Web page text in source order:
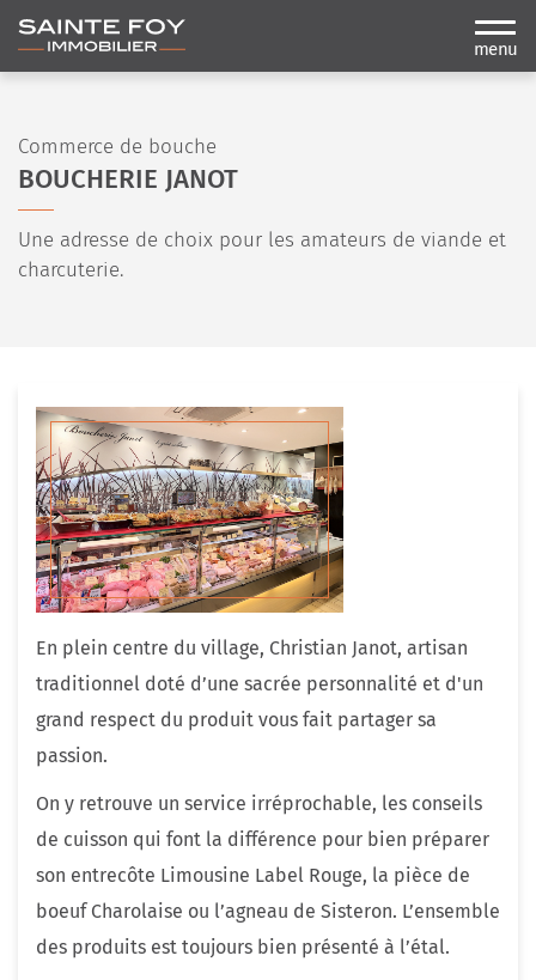
menu
Commerce de bouche
BOUCHERIE JANOT
Une adresse de choix pour les amateurs de viande et
charcuterie.
En plein centre du village, Christian Janot, artisan
traditionnel doté d’une sacrée personnalité et d'un
grand respect du produit vous fait partager sa
passion.
On y retrouve un service irréprochable, les conseils
de cuisson qui font la différence pour bien préparer
son entrecôte Limousine Label Rouge, la pièce de
boeuf Charolaise ou l’agneau de Sisteron. L’ensemble
des produits est toujours bien présenté à l’étal.